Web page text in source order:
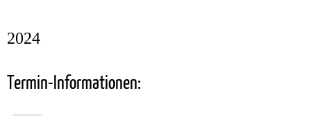
2024
Termin-Informationen: